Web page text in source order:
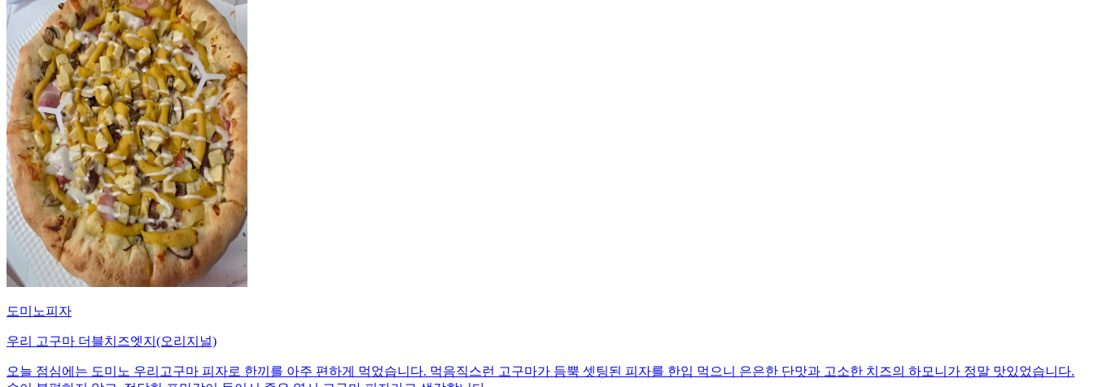
도미노피자
우리 고구마 더블치즈엣지(오리지널)
오늘 점심에는 도미노 우리고구마 피자로 한끼를 아주 편하게 먹었습니다. 먹음직스런 고구마가 듬뿍 셋팅된 피자를 한입 먹으니 은은한 단맛과 고소한 치즈의 하모니가 정말 맛있었습니다.